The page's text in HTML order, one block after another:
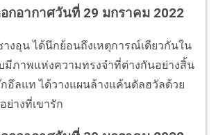
กอากาศวันที่ 29 มกราคม 2022
งอุน ได้นึกย้อนถึงเหตุการณ์เดียวกันใน
มีภาพแห่งความทรงจำที่ต่างกันอย่างสิ้น
อึลแท ได้วางแผนล้างแค้นดัลฮวัลด้วย
ย่างที่เขารัก